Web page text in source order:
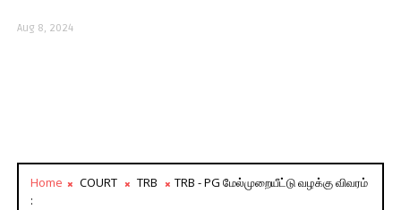
Aug 8, 2024
Home COURT TRB
TRB - PG மேல்முறையீட்டு வழக்கு விவரம்
: